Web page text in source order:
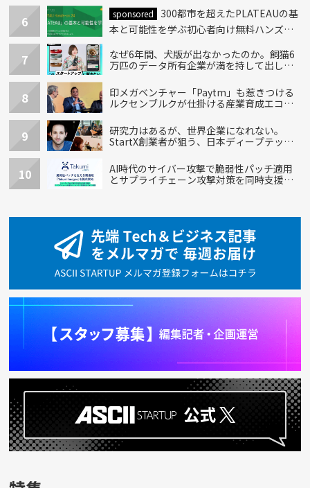
6 sponsored
300都市を超えたPLATEAUの基
本と可能性を学ぶ初心者向け無料ハンズオ
7
なぜ6年間、犬版が出なかったのか。飼猫6
万匹のデータ所有企業が満を持して出し
8
印メガベンチャー「Paytm」も惹きつける
ルクセンブルクが仕掛ける産業育成エコシ
9
研究力はあるが、世界企業になれない。
StartX創業者が狙う、日本ディープテック
10
AI時代のサイバー攻撃で脆弱性パッチ適用
とサプライチェーン攻撃対策を同時支援す